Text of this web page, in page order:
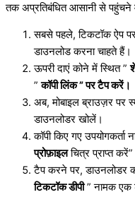
तक अप्रतिबंधित आसानी से पहुंचने
सबसे पहले, टिकटॉक ऐप
डाउनलोड करना चाहते हैं।
ऊपरी दाएं कोने में स्थित ”
”कॉपी लिंक ” पर टैप करें।
अब, मोबाइल ब्राउज़र पर
डाउनलोडर खोलें।
कॉपी किए गए
प्रोफ़ाइलचित्र प्राप्त
टैप करने पर, डाउनलोडर
टिकटॉक डीपी” नामक एक